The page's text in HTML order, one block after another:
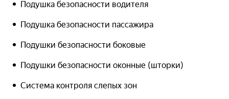
Подушка безопасности водителя
Подушка безопасности пассажира
Подушки безопасности боковые
Подушки безопасности оконные (шторки)
Система контроля слепых зон